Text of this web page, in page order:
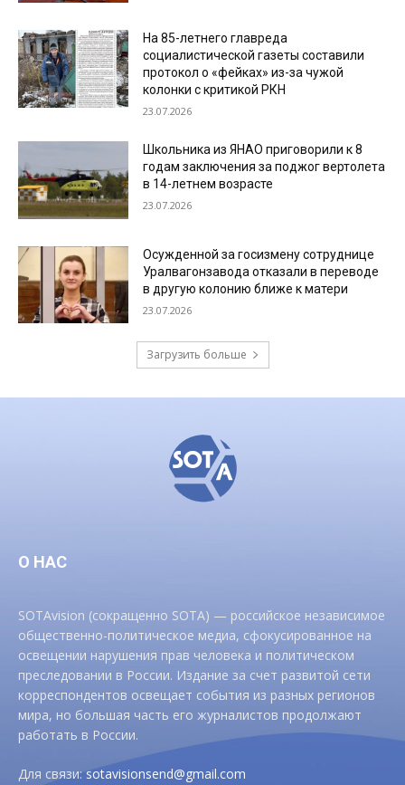
На 85-летнего главреда
социалистической газеты составили
протокол о «фейках» из-за чужой
колонки с критикой РКН
23.07.2026
Школьника из ЯНАО приговорили к 8
годам заключения за поджог вертолета
в 14-летнем возрасте
23.07.2026
Осужденной за госизмену сотруднице
Уралвагонзавода отказали в переводе
в другую колонию ближе к матери
23.07.2026
Загрузить больше
О НАС
SOTAvision (сокращенно SOTA) — российское независимое
общественно-политическое медиа, сфокусированное на
освещении нарушения прав человека и политическом
преследовании в России. Издание за счет развитой сети
корреспондентов освещает события из разных регионов
мира, но большая часть его журналистов продолжают
работать в России.
Для связи:sotavisionsend@gmail.com